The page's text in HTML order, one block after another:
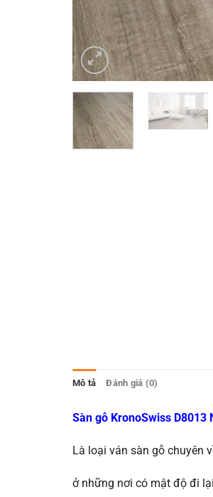
Mô tả Đánh giá (0)
Sàn gỗ KronoSwiss D8013
Là loại ván sàn gỗ chuyên
ở những nơi có mật độ đi